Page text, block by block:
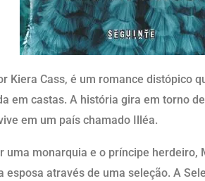
Kiera Cass, é um romance distópico
em castas. A história gira em torno
em um país chamado Illéa.
uma monarquia e o príncipe herdeiro,
esposa através de uma seleção. A